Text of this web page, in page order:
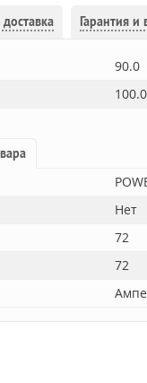
Гарантия и
90.0
100.0
Нет
72
72